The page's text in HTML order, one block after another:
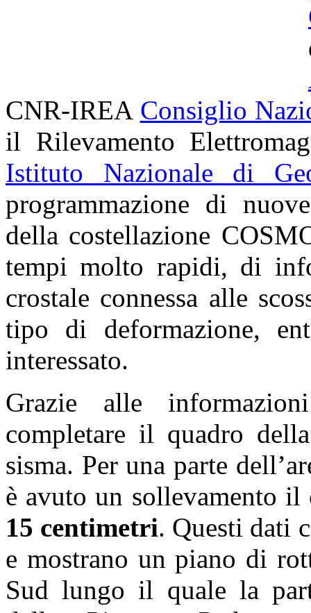
CNR-IREA Consiglio
il Rilevamento
Istituto Nazionale di
programmazione di
della costellazione
tempi molto rapidi, di
crostale connessa alle
tipo di deformazione,
interessato.
Grazie alle
completare il quadro
sisma. Per una parte
è avuto un sollevamento
15 centimetri. Questi dati
e mostrano un piano di
Sud lungo il quale la